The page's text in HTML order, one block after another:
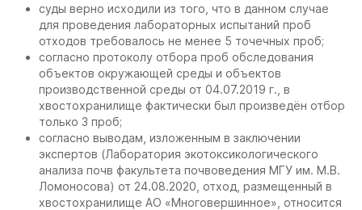
суды верно исходили из того, что в данном случае
для проведения лабораторных испытаний проб
отходов требовалось не менее 5 точечных проб;
согласно протоколу отбора проб обследования
объектов окружающей среды и объектов
производственной среды от 04.07.2019 г., в
хвостохранилище фактически был произведён отбор
только 3 проб;
согласно выводам, изложенным в заключении
экспертов (Лаборатория экотоксикологического
анализа почв факультета почвоведения МГУ им. М.В.
Ломоносова) от 24.08.2020, отход, размещенный в
хвостохранилище АО «Многовершинное», относится